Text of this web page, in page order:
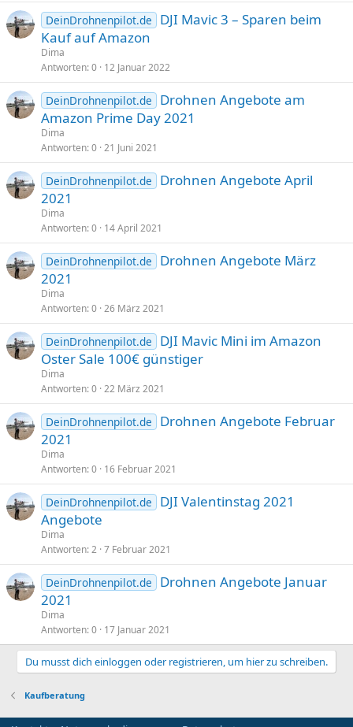
DeinDrohnenpilot.de
DJI Mavic 3 – Sparen beim
Kauf auf Amazon
Dima
Antworten 0 12 Januar 2022
DeinDrohnenpilot.de
Drohnen Angebote am
Amazon Prime Day 2021
Dima
Antworten 0 21 Juni 2021
DeinDrohnenpilot.de
Drohnen Angebote April
2021
Dima
Antworten 0 14 April 2021
DeinDrohnenpilot.de
Drohnen Angebote März
2021
Dima
Antworten 0 26 März 2021
DeinDrohnenpilot.de
DJI Mavic Mini im Amazon
Oster Sale 100€ günstiger
Dima
Antworten 0 22 März 2021
DeinDrohnenpilot.de
Drohnen Angebote Februar
2021
Dima
Antworten 0 16 Februar 2021
DeinDrohnenpilot.de
DJI Valentinstag 2021
Angebote
Dima
Antworten 2 7 Februar 2021
DeinDrohnenpilot.de
Drohnen Angebote Januar
2021
Dima
Antworten 0 17 Januar 2021
Du musst dich einloggen oder registrieren, um hier zu schreiben.
Kaufberatung